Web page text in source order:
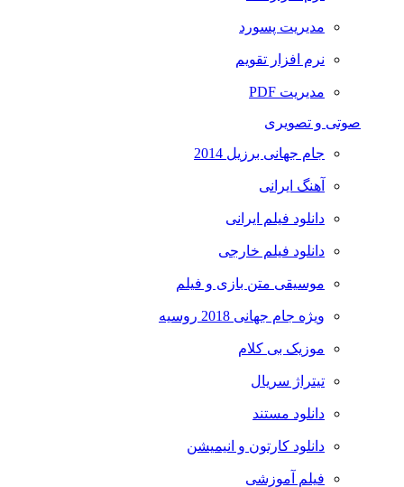
مدیریت پسورد
نرم افزار تقویم
مدیریت PDF
صوتی و تصویری
جام جهانی برزیل 2014
آهنگ ایرانی
دانلود فیلم ایرانی
دانلود فیلم خارجی
موسیقی متن بازی و فیلم
ویژه جام جهانی 2018 روسیه
موزیک بی کلام
تیتراژ سریال
دانلود مستند
دانلود کارتون و انیمیشن
فیلم آموزشی